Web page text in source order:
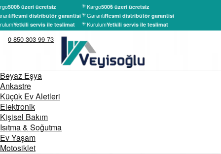
500₺ üzeri ücretsiz
Resmi distribütör garantisi
Yetkili servis ile teslimat
Kargo500₺ üzeri ücretsiz
GarantiResmi distribütör garantisi
KurulumYetkili servis ile teslimat
0 850 303 99 73
Beyaz Eşya
Ankastre
Küçük Ev Aletleri
Elektronik
Kişisel Bakım
Isıtma & Soğutma
Ev Yaşam
Motosiklet